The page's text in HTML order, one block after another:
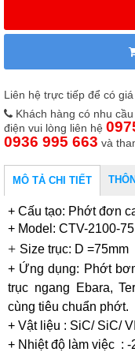
Liên hệ trực tiếp để có
Khách hàng có nhu
điện vui lòng liên hệ
0936 995 663 và
MÔ TẢ CHI TIẾT
+ Cấu tạo: Phớt đơn
+ Model: CTV-2100-75
+ Size trục: D =75mm
+ Ứng dụng: Phớt
trục ngang Ebara,
cùng tiêu chuẩn phớt.
+ Vật liệu : SiC/ SiC/
+ Nhiệt độ làm việc : -